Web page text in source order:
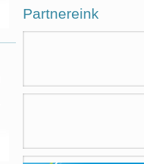
Partnereink